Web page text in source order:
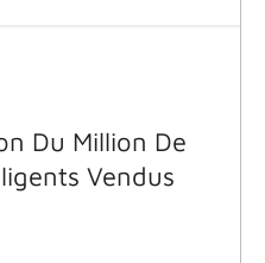
Du Million De
Vendus